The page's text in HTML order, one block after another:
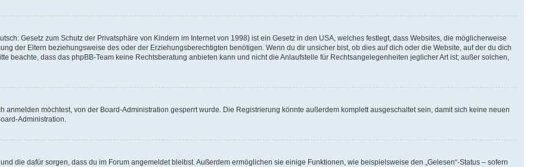
Gesetz zum Schutz der Privatsphäre von Kindern im Internet von 1998) ist ein Gesetz in den USA, welches festlegt, dass Websites, die möglicherweise
der Eltern beziehungsweise des oder der Erziehungsberechtigten benötigen. Wenn du dir unsicher bist, ob dies auf dich oder die Website, auf der du dich
beachte, dass das phpBB-Team keine Rechtsberatung anbieten kann und nicht die Anlaufstelle für Rechtsangelegenheiten jeglicher Art ist; außer solchen,
anmelden möchtest, von der Board-Administration gesperrt wurde. Die Registrierung könnte außerdem komplett ausgeschaltet sein, damit sich keine neuen
Administration.
die dafür sorgen, dass du im Forum angemeldet bleibst. Außerdem ermöglichen sie einige Funktionen, wie beispielsweise den „Gelesen“-Status – sofern